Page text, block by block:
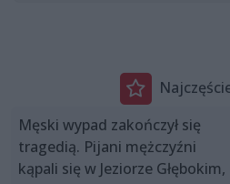
Męski wypad zakończył się
tragedią. Pijani mężczyźni
kąpali się w Jeziorze Głębokim,